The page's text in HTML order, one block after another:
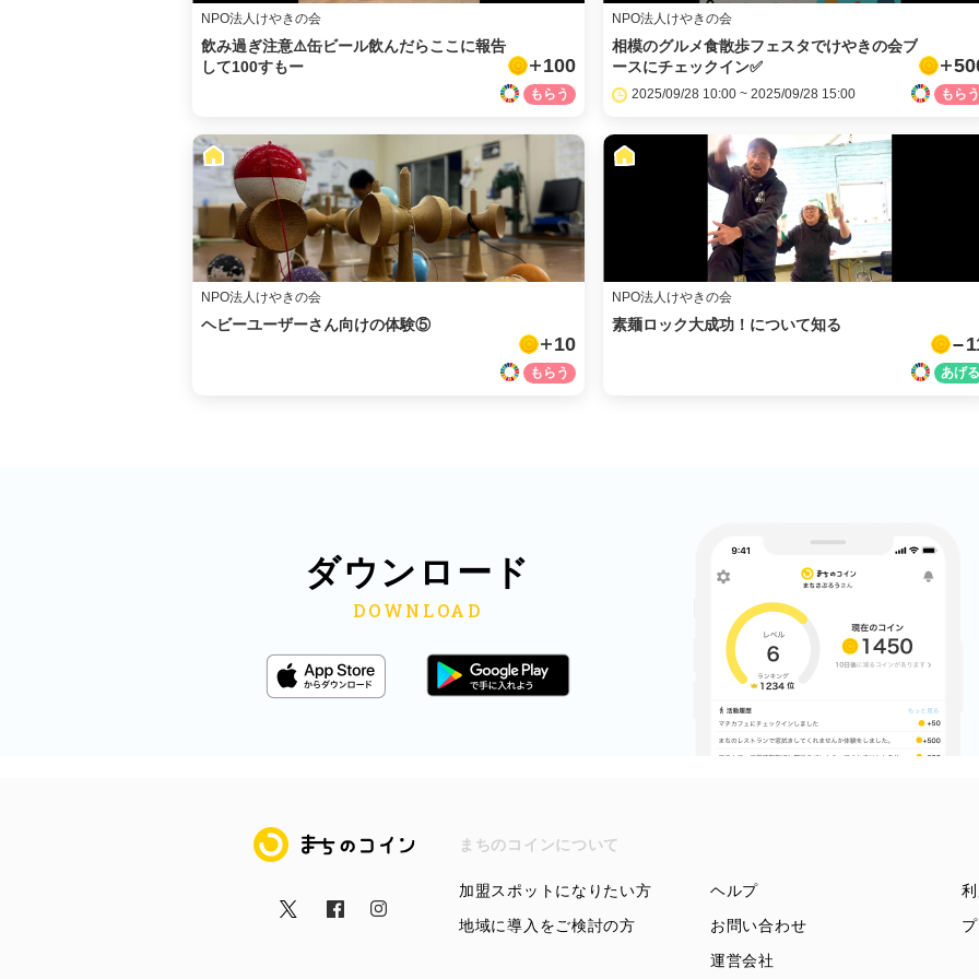
NPO法人けやきの会
飲み過ぎ注意⚠️缶ビール飲んだらここに報告
して100すもー
100
NPO法人けやきの会
相模のグルメ食散歩フェスタでけやきの会ブ
ースにチェックイン✅
2025/09/28 10:00 ~ 2025/09/28 15:00
NPO法人けやきの会
ヘビーユーザーさん向けの体験⑤
10
NPO法人けやきの会
素麺ロック大成功！について知る
ダウンロード
まちのコイン まちのコインについて
加盟スポットになりたい方
地域に導入をご検討の方
ヘルプ
お問い合わせ
運営会社